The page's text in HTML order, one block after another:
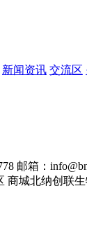
新闻资讯 交流区
邮箱：
商城北纳创联